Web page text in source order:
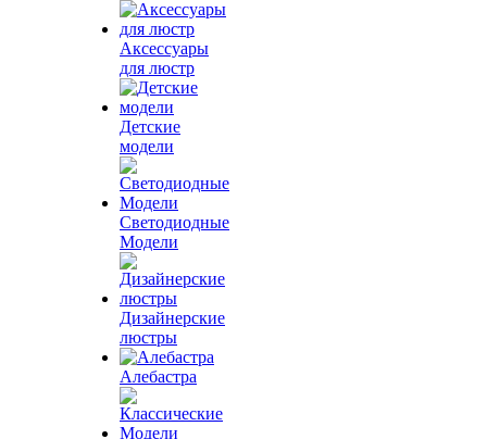
Аксессуары
для люстр
Детские
модели
Светодиодные
Модели
Дизайнерские
люстры
Алебастра